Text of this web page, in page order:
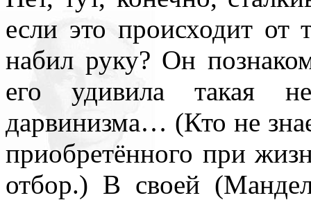
если это происходит от
набил руку? Он
его удивила такая
дарвинизма… (Кто не
приобретённого при
отбор.) В своей